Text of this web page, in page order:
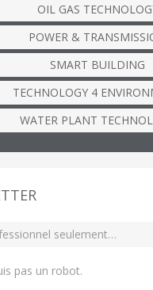
OIL GAS
POWER &
SMART BUILDING
TECHNOLOGY 4
WATER PLANT
pas un robot.